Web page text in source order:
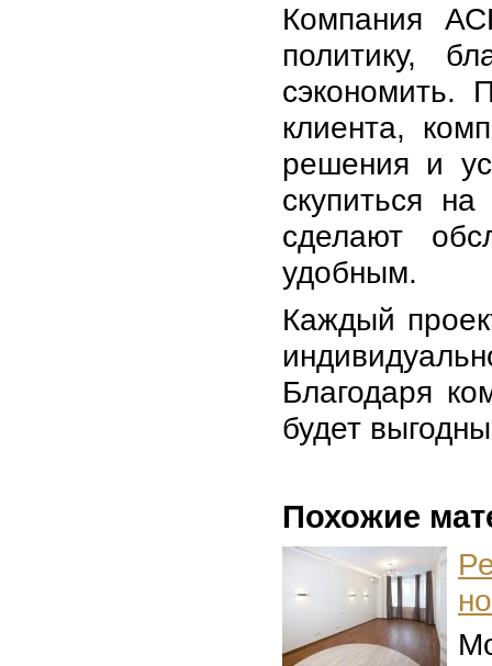
Компания
политику,
сэкономить.
клиента,
решения и
скупиться
сделают
удобным.
Каждый
Благодаря
будет
Похожие